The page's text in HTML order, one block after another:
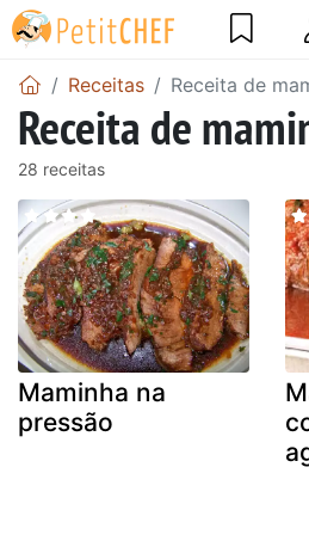
Receitas Receita de
Receita de
28 receitas
Maminha na
pressão